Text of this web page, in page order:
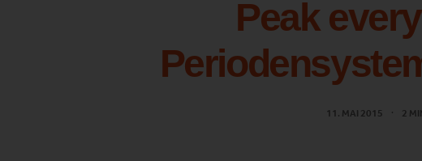
Peak
11. MAI 2015 2